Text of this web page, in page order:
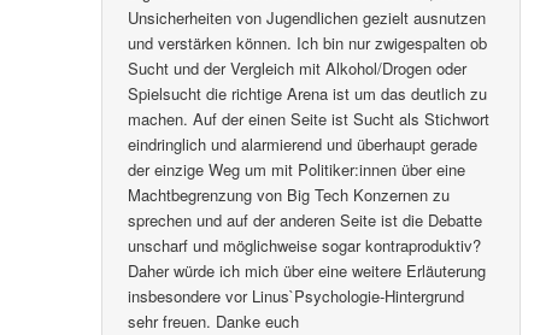
Unsicherheiten von Jugendlichen gezielt ausnutzen
und verstärken können. Ich bin nur zwigespalten ob
Sucht und der Vergleich mit Alkohol/Drogen oder
Spielsucht die richtige Arena ist um das deutlich zu
machen. Auf der einen Seite ist Sucht als Stichwort
eindringlich und alarmierend und überhaupt gerade
der einzige Weg um mit Politiker:innen über eine
Machtbegrenzung von Big Tech Konzernen zu
sprechen und auf der anderen Seite ist die Debatte
unscharf und möglichweise sogar kontraproduktiv?
Daher würde ich mich über eine weitere Erläuterung
insbesondere vor Linus`Psychologie-Hintergrund
sehr freuen. Danke euch